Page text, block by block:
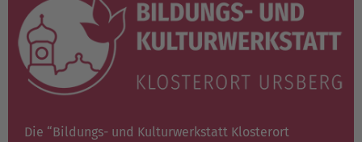
Die “Bildungs- und Kulturwerkstatt Klosterort